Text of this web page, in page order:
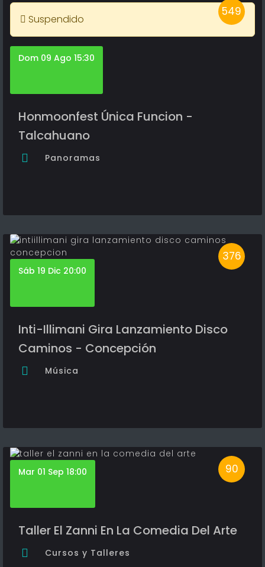
Suspendido
549
Dom 09 Ago 15:30
Honmoonfest Única Funcion -
Talcahuano
Panoramas
376
Sáb 19 Dic 20:00
Inti-Illimani Gira Lanzamiento Disco
Caminos - Concepción
Música
90
Mar 01 Sep 18:00
Taller El Zanni En La Comedia Del Arte
Cursos y Talleres